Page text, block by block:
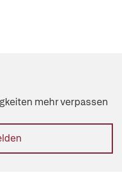
mehr verpassen